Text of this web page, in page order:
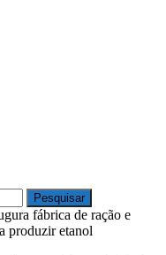
fábrica de ração e
produzir etanol